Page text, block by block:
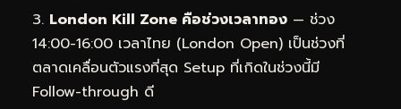
London Kill Zone คือช่วงเวลาทอง — ช่วง
14:00-16:00 เวลาไทย (London Open) เป็นช่วงที่
ตลาดเคลื่อนตัวแรงที่สุด Setup ที่เกิดในช่วงนี้มี
Follow-through ดี